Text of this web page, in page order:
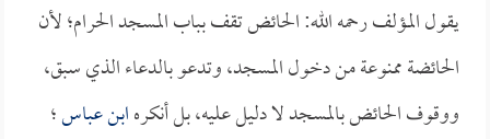
يقول المؤلف رحمه الله: الحائض تقف بباب المسجد الحرام؛ لأن
الحائضة ممنوعة من دخول المسجد، وتدعو بالدعاء الذي سبق،
ووقوف الحائض بالمسجد لا دليل عليه، بل أنكرهابن عباس؛